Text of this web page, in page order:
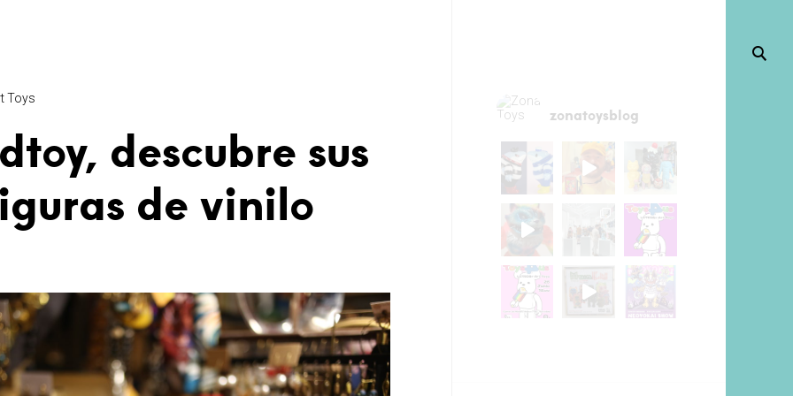
Toys
descubre sus
de vinilo
zonatoysblog